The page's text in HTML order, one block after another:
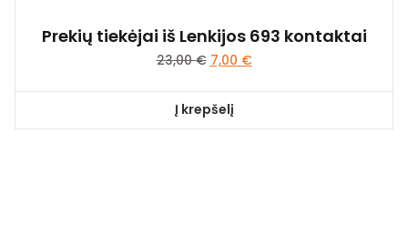
Prekių tiekėjai iš Lenkijos 693 kontaktai
23,00€ 7,00 €
Į krepšelį